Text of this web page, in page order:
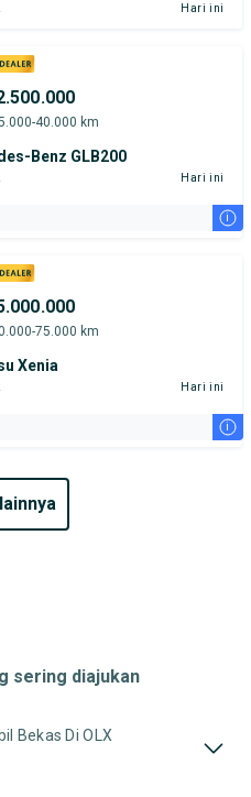
Hari ini
40.000 km
Benz GLB200
Hari ini
i
75.000 km
Xenia
Hari ini
i
lainnya
sering diajukan
Bekas Di OLX